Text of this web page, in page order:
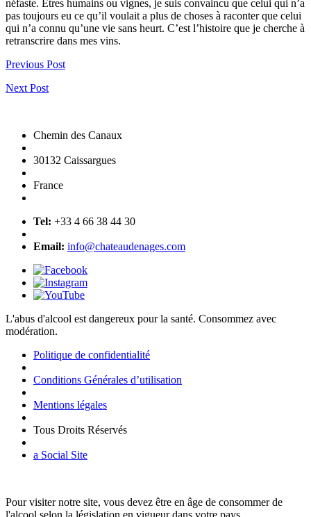
néfaste. Êtres humains ou vignes, je suis convaincu que celui qui n’a
pas toujours eu ce qu’il voulait a plus de choses à raconter que celui
qui n’a connu qu’une vie sans heurt. C’est l’histoire que je cherche à
retranscrire dans mes vins.
Previous Post
Next Post
Chemin des Canaux
30132 Caissargues
France
Tel: +33 4 66 38 44 30
Email: info@chateaudenages.com
L'abus d'alcool est dangereux pour la santé. Consommez avec
modération.
Politique de confidentialité
Conditions Générales d’utilisation
Mentions légales
Tous Droits Réservés
a Social Site
Pour visiter notre site, vous devez être en âge de consommer de